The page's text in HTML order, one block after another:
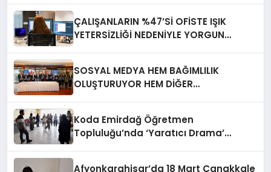
ÇALIŞANLARIN %47’Sİ OFİSTE IŞIK
YETERSİZLİĞİ NEDENİYLE YORGUN
SOSYAL MEDYA HEM BAĞIMLILIK
OLUŞTURUYOR HEM DİĞER
Koda Emirdağ Öğretmen
Topluluğu’nda ‘Yaratıcı Drama’
Afyonkarahisar’da 18 Mart Çanakkale